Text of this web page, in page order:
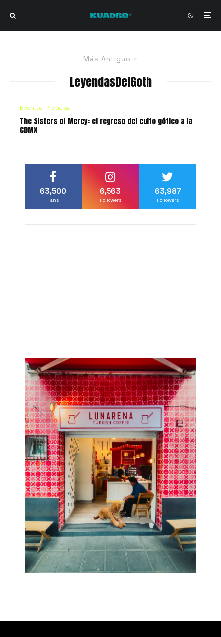
Más Antiguo
LeyendasDelGoth
Eventos Noticias
The Sisters of Mercy: el regreso del culto gótico a la
CDMX
63,500
Fans
6,563
Followers
63,987
Followers